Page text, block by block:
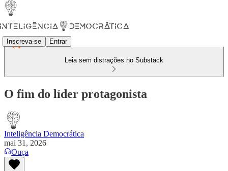
Inscreva-se Entrar
Leia sem distrações no Substack
O fim do líder protagonista
Inteligência Democrática
mai 31, 2026
Ouça